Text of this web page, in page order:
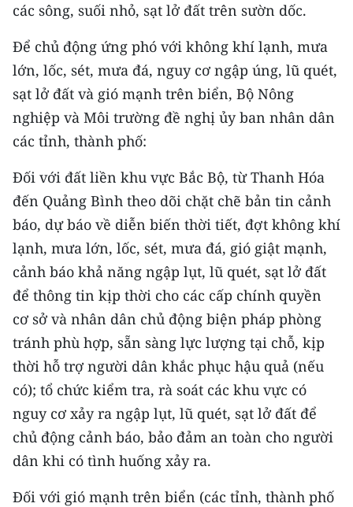
Media Chính trị
Media Kinh tế
Media Văn hóa
Media Xã hội
Media Du lịch
Media Thế giới
Media Thể thao
Media Giáo dục
Media Y tế
Media Khoa học - Công nghệ
Media Môi trường
Ảnh
Infographic
các sông, suối nhỏ, sạt lở đất trên sườn dốc.
Để chủ động ứng phó với không khí lạnh, mưa
lớn, lốc, sét, mưa đá, nguy cơ ngập úng, lũ quét,
sạt lở đất và gió mạnh trên biển, Bộ Nông
nghiệp và Môi trường đề nghị ủy ban nhân dân
các tỉnh, thành phố:
Đối với đất liền khu vực Bắc Bộ, từ Thanh Hóa
đến Quảng Bình theo dõi chặt chẽ bản tin cảnh
báo, dự báo về diễn biến thời tiết, đợt không khí
lạnh, mưa lớn, lốc, sét, mưa đá, gió giật mạnh,
cảnh báo khả năng ngập lụt, lũ quét, sạt lở đất
để thông tin kịp thời cho các cấp chính quyền
cơ sở và nhân dân chủ động biện pháp phòng
tránh phù hợp, sẵn sàng lực lượng tại chỗ, kịp
thời hỗ trợ người dân khắc phục hậu quả (nếu
có); tổ chức kiểm tra, rà soát các khu vực có
nguy cơ xảy ra ngập lụt, lũ quét, sạt lở đất để
chủ động cảnh báo, bảo đảm an toàn cho người
dân khi có tình huống xảy ra.
Đối với gió mạnh trên biển (các tỉnh, thành phố